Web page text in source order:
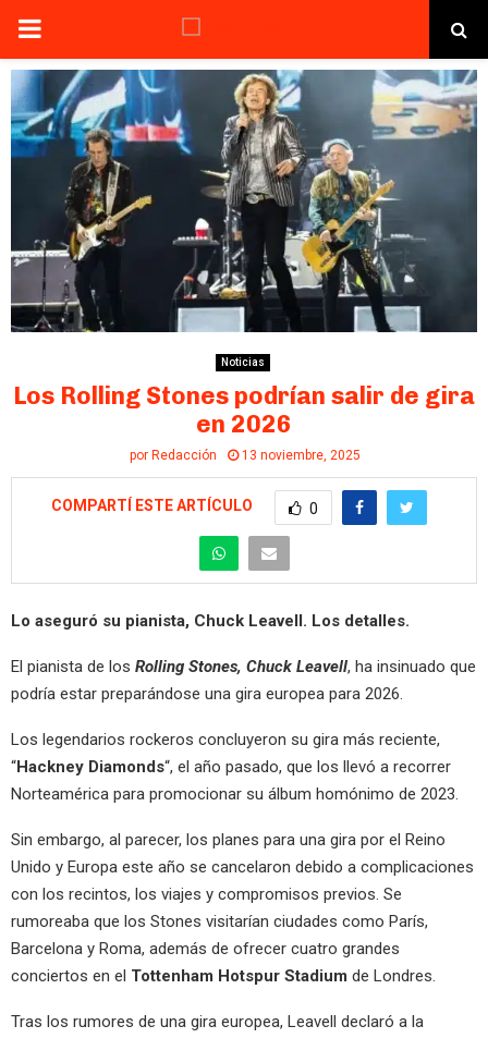
PRIMARY
MENU
Noticias
Los Rolling Stones podrían salir de gira
en 2026
por Redacción 13 noviembre, 2025
COMPARTÍ ESTE ARTÍCULO 0
Lo aseguró su pianista, Chuck Leavell. Los detalles.
El pianista de los Rolling Stones, Chuck Leavell, ha insinuado que
podría estar preparándose una gira europea para 2026.
Los legendarios rockeros concluyeron su gira más reciente,
“Hackney Diamonds“, el año pasado, que los llevó a recorrer
Norteamérica para promocionar su álbum homónimo de 2023.
Sin embargo, al parecer, los planes para una gira por el Reino
Unido y Europa este año se cancelaron debido a complicaciones
con los recintos, los viajes y compromisos previos. Se
rumoreaba que los Stones visitarían ciudades como París,
Barcelona y Roma, además de ofrecer cuatro grandes
conciertos en el Tottenham Hotspur Stadium de Londres.
Tras los rumores de una gira europea, Leavell declaró a la